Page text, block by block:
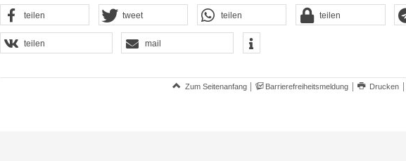
teilen tweet teilen teilen
teilen mail
Zum Seitenanfang Barrierefreiheitsmeldung Drucken